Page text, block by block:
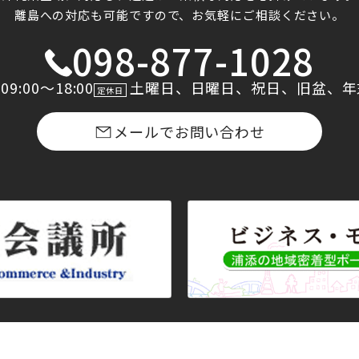
離島への対応も可能ですので、お気軽にご相談ください。
098-877-1028
09:00〜18:00 定休日 土曜日、日曜日、祝日、旧盆、
メールでお問い合わせ